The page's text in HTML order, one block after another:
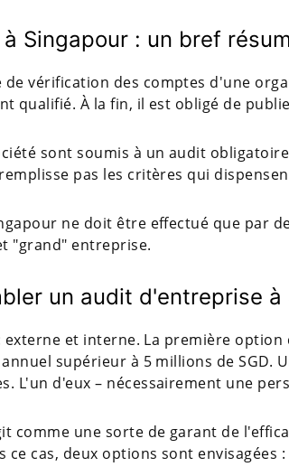
Singapour : un bref
vérification des comptes d'une
qualifié. À la fin, il est obligé de
sont soumis à un audit
pas les critères qui
ne doit être effectué que par
"grand" entreprise.
un audit d'entreprise à
externe et interne. La première
supérieur à 5 millions de SGD.
L'un d'eux – nécessairement une
comme une sorte de garant de
cas, deux options sont envisagées :